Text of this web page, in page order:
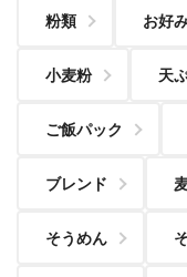
粉類 お好
小麦粉 天
ご飯パック
ブレンド
そうめん